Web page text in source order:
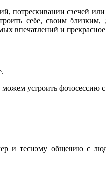
потрескивании свечей
себе, своим
впечатлений и прекрасное
устроить фотосессию с:
и тесному общению с